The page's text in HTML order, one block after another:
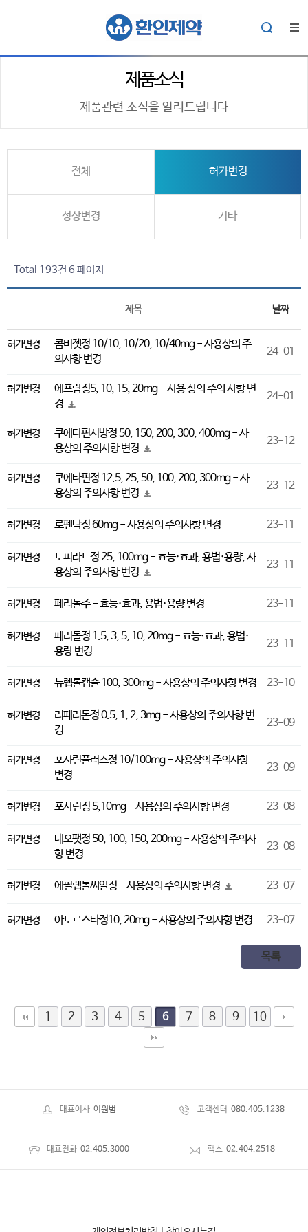
제품소식
제품관련 소식을 알려드립니다
전체 허가변경
성상변경 기타
Total 193건 6 페이지
제목 날짜
허가변경
콤비젯정 10/10, 10/20, 10/40mg - 사용상의 주
의사항 변경
24-01
허가변경
에프람정5, 10, 15, 20mg - 사용 상의 주의 사항 변
경
24-01
허가변경
쿠에타핀서방정 50, 150, 200, 300, 400mg - 사
용상의 주의사항 변경
23-12
허가변경
쿠에타핀정 12.5, 25, 50, 100, 200, 300mg - 사
용상의 주의사항 변경
23-12
허가변경 로펜탁정 60mg - 사용상의 주의사항 변경 23-11
허가변경
토피라트정 25, 100mg - 효능·효과, 용법·용량, 사
용상의 주의사항 변경
23-11
허가변경 페리돌주 - 효능·효과, 용법·용량 변경 23-11
허가변경
페리돌정 1.5, 3, 5, 10, 20mg - 효능·효과, 용법·
용량 변경
23-11
허가변경 뉴렙톨캡슐 100, 300mg - 사용상의 주의사항 변경 23-10
허가변경
리페리돈정 0.5, 1, 2, 3mg - 사용상의 주의사항 변
경
23-09
허가변경
포사린플러스정 10/100mg - 사용상의 주의사항
변경
23-09
허가변경 포사린정 5,10mg - 사용상의 주의사항 변경 23-08
허가변경
네오팻정 50, 100, 150, 200mg - 사용상의 주의사
항 변경
23-08
허가변경 에필렙톨씨알정 - 사용상의 주의사항 변경 23-07
허가변경 아토르스타정10, 20mg - 사용상의 주의사항 변경 23-07
목록
1 2 3 4 5 6 7 8 9 10
대표이사 이원범 고객센터 080.405.1238
대표전화 02.405.3000 팩스 02.404.2518